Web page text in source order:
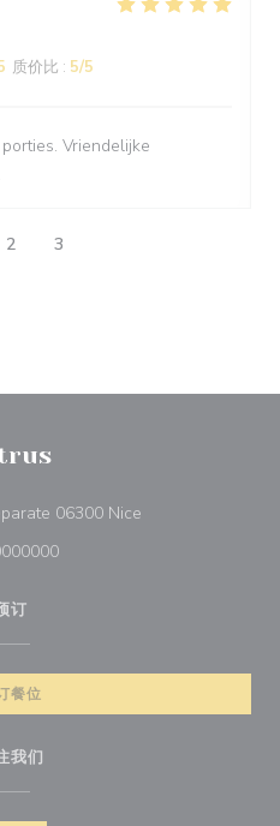
质价比 : 5/5
Vriendelijke
2 3
06300 Nice((在新窗口中打开))
订
餐位
我们